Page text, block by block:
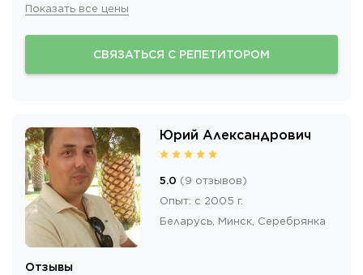
Показать все цены
СВЯЗАТЬСЯ С РЕПЕТИТОРОМ
Юрий Александрович
5.0 (9 отзывов)
Опыт: с 2005 г.
Беларусь, Минск, Серебрянка
Отзывы